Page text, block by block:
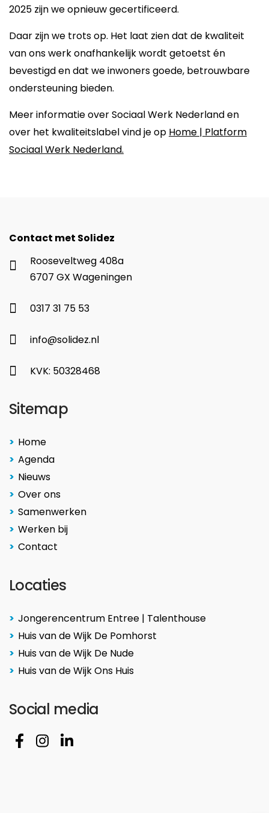
2025 zijn we opnieuw gecertificeerd.
Daar zijn we trots op. Het laat zien dat de kwaliteit
van ons werk onafhankelijk wordt getoetst én
bevestigd en dat we inwoners goede, betrouwbare
ondersteuning bieden.
Meer informatie over Sociaal Werk Nederland en
over het kwaliteitslabel vind je op Home | Platform
Sociaal Werk Nederland.
Contact met Solidez
Rooseveltweg 408a
6707 GX Wageningen
0317 31 75 53
info@solidez.nl
KVK: 50328468
Sitemap
Home
Agenda
Nieuws
Over ons
Samenwerken
Werken bij
Contact
Locaties
Jongerencentrum Entree | Talenthouse
Huis van de Wijk De Pomhorst
Huis van de Wijk De Nude
Huis van de Wijk Ons Huis
Social media